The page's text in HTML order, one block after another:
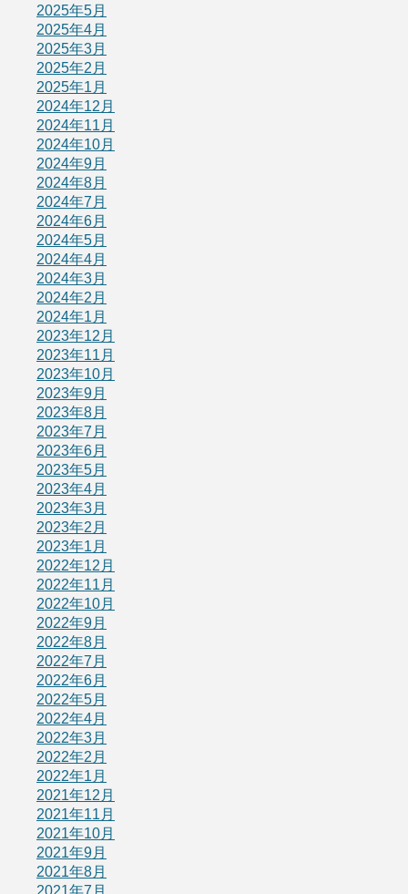
2025年5月
2025年4月
2025年3月
2025年2月
2025年1月
2024年12月
2024年11月
2024年10月
2024年9月
2024年8月
2024年7月
2024年6月
2024年5月
2024年4月
2024年3月
2024年2月
2024年1月
2023年12月
2023年11月
2023年10月
2023年9月
2023年8月
2023年7月
2023年6月
2023年5月
2023年4月
2023年3月
2023年2月
2023年1月
2022年12月
2022年11月
2022年10月
2022年9月
2022年8月
2022年7月
2022年6月
2022年5月
2022年4月
2022年3月
2022年2月
2022年1月
2021年12月
2021年11月
2021年10月
2021年9月
2021年8月
2021年7月